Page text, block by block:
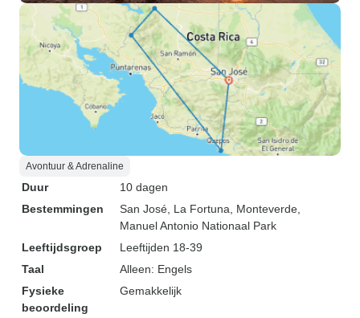
Avontuur & Adrenaline
Duur
10 dagen
Bestemmingen
San José , La Fortuna , Monteverde
Manuel Antonio Nationaal Park
Leeftijdsgroep
Leeftijden 18-39
Taal
Alleen: Engels
Fysieke
beoordeling
Gemakkelijk